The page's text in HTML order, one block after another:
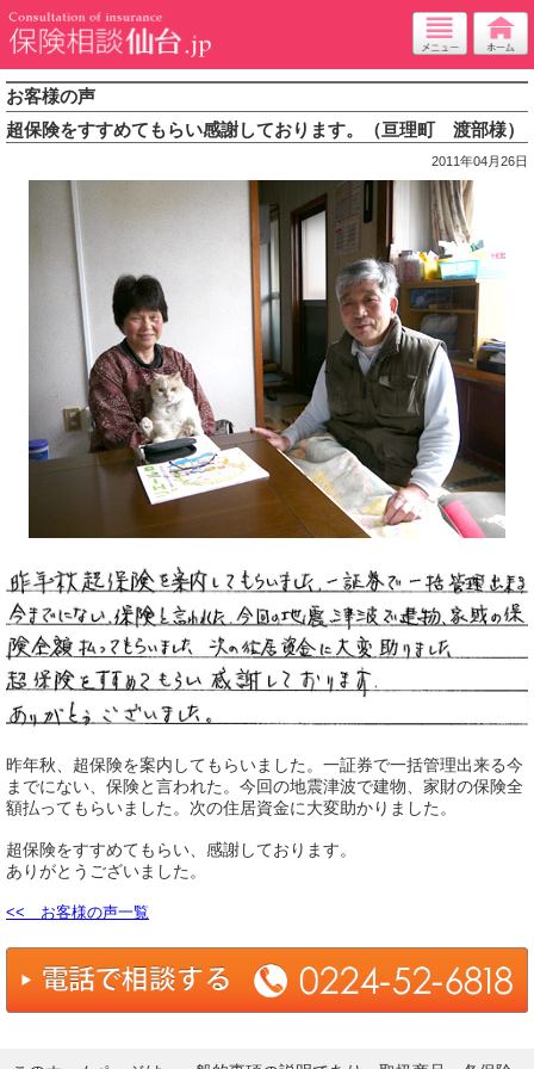
お客様の声
超保険をすすめてもらい感謝しております。（亘理町 渡部様）
2011年04月26日
昨年秋、超保険を案内してもらいました。一証券で一括管理出来る今
までにない、保険と言われた。今回の地震津波で建物、家財の保険全
額払ってもらいました。次の住居資金に大変助かりました。
超保険をすすめてもらい、感謝しております。
ありがとうございました。
<< お客様の声一覧